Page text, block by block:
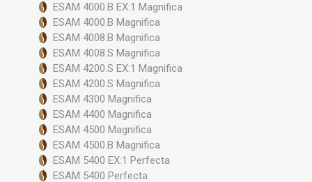
ESAM 4000.B EX:1 Magnifica
ESAM 4000.B Magnifica
ESAM 4008.B Magnifica
ESAM 4008.S Magnifica
ESAM 4200.S EX:1 Magnifica
ESAM 4200.S Magnifica
ESAM 4300 Magnifica
ESAM 4400 Magnifica
ESAM 4500 Magnifica
ESAM 4500.B Magnifica
ESAM 5400 EX:1 Perfecta
ESAM 5400 Perfecta